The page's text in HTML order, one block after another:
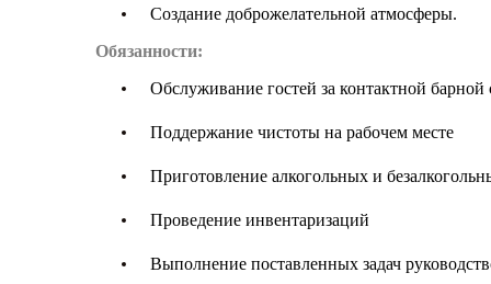
Создание доброжелательной атмосферы.
Обязанности:
Обслуживание гостей за контактной барной
Поддержание чистоты на рабочем месте
Приготовление алкогольных и
Проведение инвентаризаций
Выполнение поставленных задач